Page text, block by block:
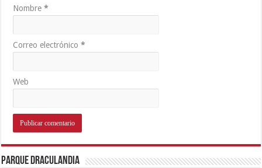
Nombre*
Correo electrónico*
Web
Parque Draculandia